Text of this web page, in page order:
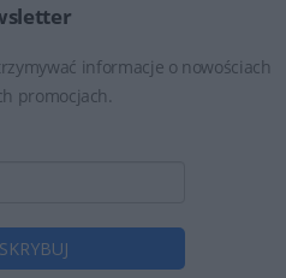
informacje o nowościach
promocjach.